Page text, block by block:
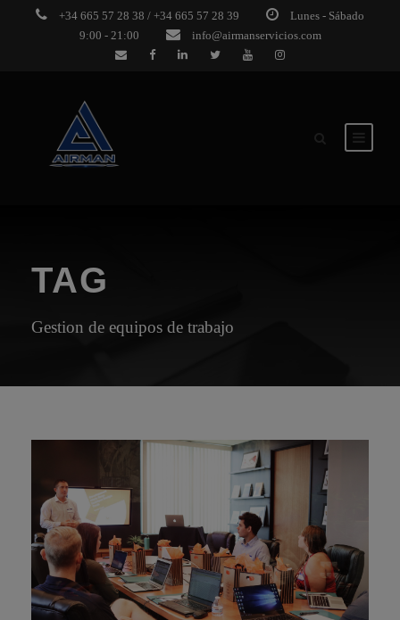
+34 665 57 28 38 / +34 665 57 28 39
Lunes - Sábado
9:00 - 21:00
info@airmanservicios.com
TAG
Gestion de equipos de trabajo